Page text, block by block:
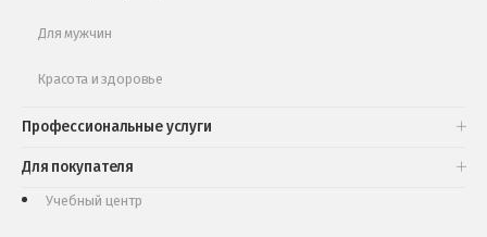
Для мужчин
Красота и здоровье
Профессиональные услуги
Для покупателя
Учебный центр